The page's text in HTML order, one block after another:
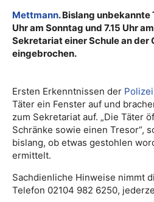
Mettmann. Bislang
Uhr am Sonntag und 7.15 Uhr
Sekretariat einer Schule an der
eingebrochen.
Ersten Erkenntnissen der Polizei
Täter ein Fenster auf und
zum Sekretariat auf. „Die Täter
Schränke sowie einen Tresor“,
bislang, ob etwas gestohlen
ermittelt.
Sachdienliche Hinweise nimmt
Telefon 02104 982 6250,